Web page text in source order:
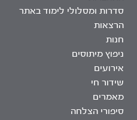
סדרות ומסלולי לימוד באתר
הרצאות
חנות
ניפוץ מיתוסים
אירועים
שידור חי
מאמרים
סיפורי הצלחה